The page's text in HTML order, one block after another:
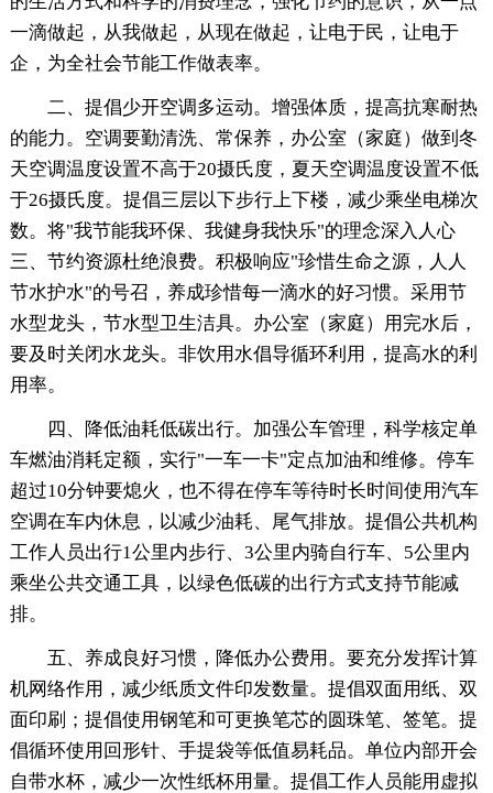
一滴做起，从我做起，从现在做起，让电于民，让电于
企，为全社会节能工作做表率。
二、提倡少开空调多运动。增强体质，提高抗寒耐热
的能力。空调要勤清洗、常保养，办公室（家庭）做到冬
天空调温度设置不高于20摄氏度，夏天空调温度设置不低
于26摄氏度。提倡三层以下步行上下楼，减少乘坐电梯次
数。将"我节能我环保、我健身我快乐"的理念深入人心
三、节约资源杜绝浪费。积极响应"珍惜生命之源，人人
节水护水"的号召，养成珍惜每一滴水的好习惯。采用节
水型龙头，节水型卫生洁具。办公室（家庭）用完水后，
要及时关闭水龙头。非饮用水倡导循环利用，提高水的利
用率。
四、降低油耗低碳出行。加强公车管理，科学核定单
车燃油消耗定额，实行"一车一卡"定点加油和维修。停车
超过10分钟要熄火，也不得在停车等待时长时间使用汽车
空调在车内休息，以减少油耗、尾气排放。提倡公共机构
工作人员出行1公里内步行、3公里内骑自行车、5公里内
乘坐公共交通工具，以绿色低碳的出行方式支持节能减
排。
五、养成良好习惯，降低办公费用。要充分发挥计算
机网络作用，减少纸质文件印发数量。提倡双面用纸、双
面印刷；提倡使用钢笔和可更换笔芯的圆珠笔、签笔。提
倡循环使用回形针、手提袋等低值易耗品。单位内部开会
自带水杯，减少一次性纸杯用量。提倡工作人员能用虚拟